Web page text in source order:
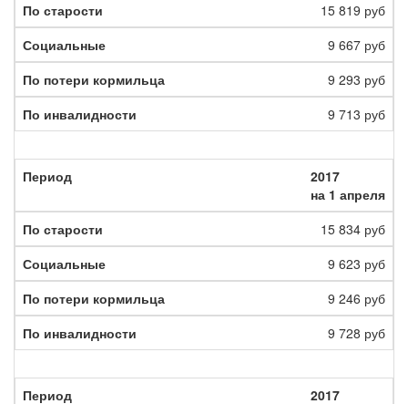
15 819 руб
9 667 руб
9 293 руб
9 713 руб
2017
на 1 апреля
15 834 руб
9 623 руб
9 246 руб
9 728 руб
2017